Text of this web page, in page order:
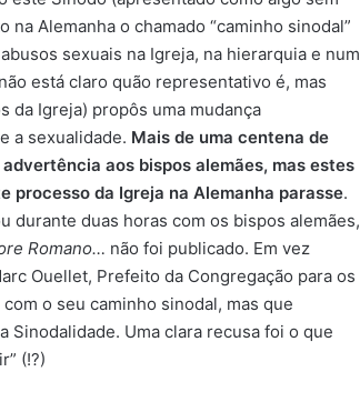
Alemanha o chamado “caminho sinodal”
sexuais na Igreja, na hierarquia e num
está claro quão representativo é, mas
da Igreja) propôs uma mudança
a sexualidade. Mais de uma centena de
aos bispos alemães, mas estes
processo da Igreja na Alemanha parasse.
durante duas horas com os bispos alemães,
Romano… não foi publicado. Em vez
Ouellet, Prefeito da Congregação para os
o seu caminho sinodal, mas que
Sinodalidade. Uma clara recusa foi o que
(!?)